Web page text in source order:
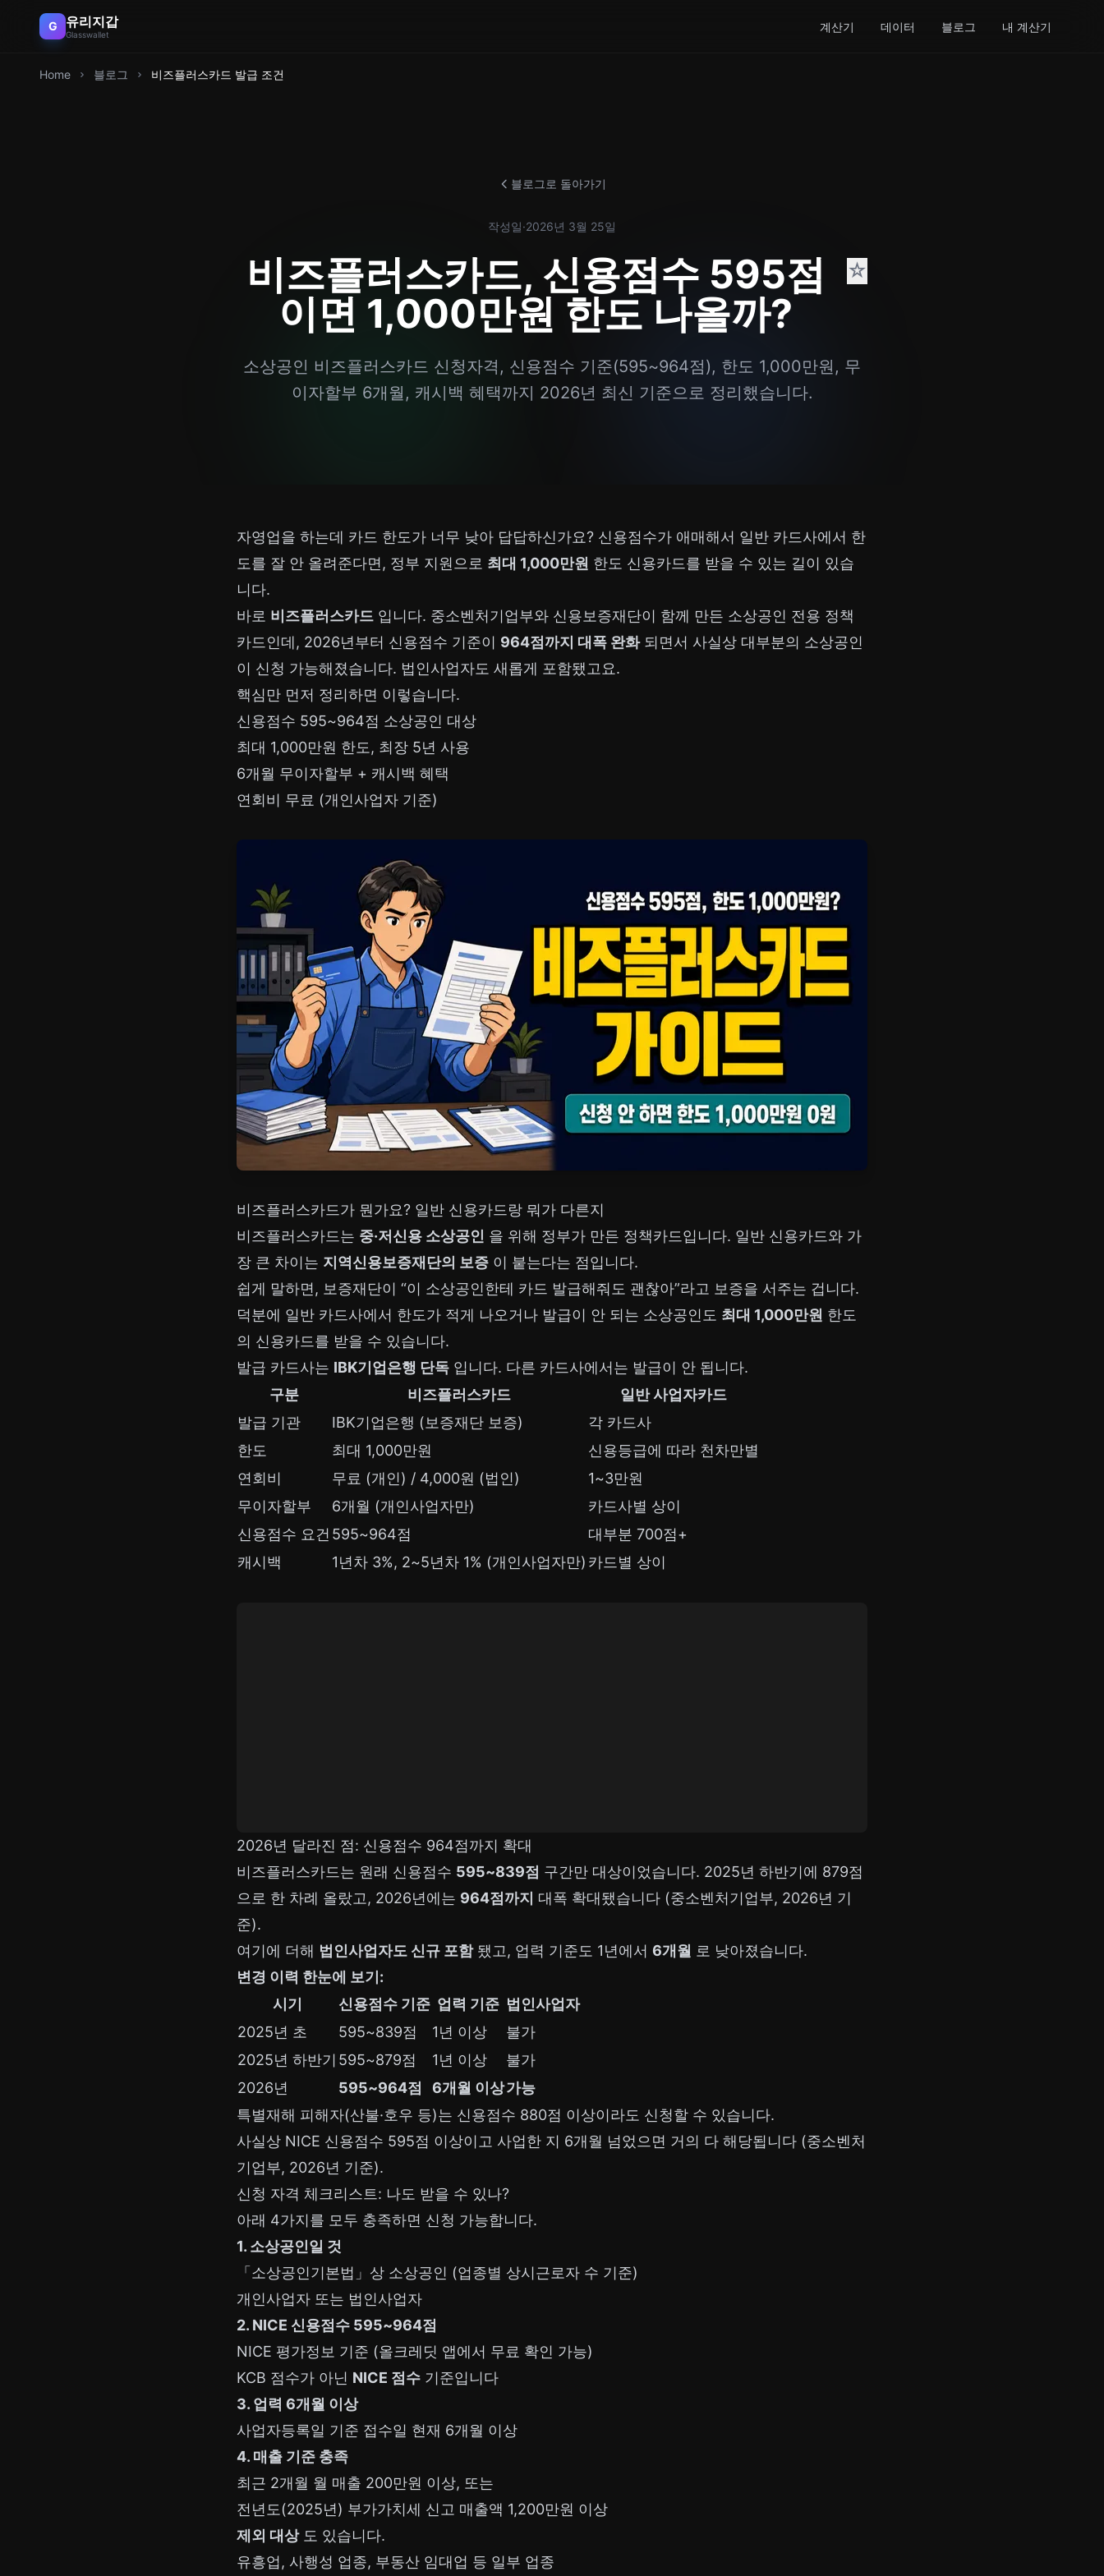
G 유리지갑
Glasswallet
계산기 데이터 블로그 내 계산기
Home 블로그 비즈플러스카드 발급 조건
블로그로 돌아가기
작성일·2026년 3월 25일
비즈플러스카드, 신용점수 595점
이면 1,000만원 한도 나올까?
☆
소상공인 비즈플러스카드 신청자격, 신용점수 기준(595~964점), 한도 1,000만원, 무
이자할부 6개월, 캐시백 혜택까지 2026년 최신 기준으로 정리했습니다.
자영업을 하는데 카드 한도가 너무 낮아 답답하신가요? 신용점수가 애매해서 일반 카드사에서 한
도를 잘 안 올려준다면, 정부 지원으로 최대 1,000만원 한도 신용카드를 받을 수 있는 길이 있습
니다.
바로 비즈플러스카드 입니다. 중소벤처기업부와 신용보증재단이 함께 만든 소상공인 전용 정책
카드인데, 2026년부터 신용점수 기준이 964점까지 대폭 완화되면서 사실상 대부분의 소상공인
이 신청 가능해졌습니다. 법인사업자도 새롭게 포함됐고요.
핵심만 먼저 정리하면 이렇습니다.
신용점수 595~964점 소상공인 대상
최대 1,000만원 한도, 최장 5년 사용
6개월 무이자할부 + 캐시백 혜택
연회비 무료 (개인사업자 기준)
비즈플러스카드가 뭔가요? 일반 신용카드랑 뭐가 다른지
비즈플러스카드는 중·저신용 소상공인 을 위해 정부가 만든 정책카드입니다. 일반 신용카드와 가
장 큰 차이는 지역신용보증재단의 보증 이 붙는다는 점입니다.
쉽게 말하면, 보증재단이 “이 소상공인한테 카드 발급해줘도 괜찮아”라고 보증을 서주는 겁니다.
덕분에 일반 카드사에서 한도가 적게 나오거나 발급이 안 되는 소상공인도 최대 1,000만원 한도
의 신용카드를 받을 수 있습니다.
발급 카드사는 IBK기업은행 단독 입니다. 다른 카드사에서는 발급이 안 됩니다.
구분
비즈플러스카드
일반 사업자카드
발급 기관
IBK기업은행 (보증재단 보증)
각 카드사
한도
최대 1,000만원
신용등급에 따라 천차만별
연회비
무료 (개인) / 4,000원 (법인)
1~3만원
무이자할부
6개월 (개인사업자만)
카드사별 상이
신용점수 요건 595~964점
대부분 700점+
캐시백
1년차 3%, 2~5년차 1% (개인사업자만) 카드별 상이
2026년 달라진 점: 신용점수 964점까지 확대
비즈플러스카드는 원래 신용점수 595~839점 구간만 대상이었습니다. 2025년 하반기에 879점
으로 한 차례 올랐고, 2026년에는 964점까지 대폭 확대됐습니다 (중소벤처기업부, 2026년 기
준).
여기에 더해 법인사업자도 신규 포함됐고, 업력 기준도 1년에서 6개월 로 낮아졌습니다.
변경 이력 한눈에 보기:
시기
신용점수 기준 업력 기준 법인사업자
2025년 초
595~839점 1년 이상
불가
2025년 하반기 595~879점 1년 이상
불가
2026년
595~964점 6개월 이상가능
특별재해 피해자(산불·호우 등)는 신용점수 880점 이상이라도 신청할 수 있습니다.
사실상 NICE 신용점수 595점 이상이고 사업한 지 6개월 넘었으면 거의 다 해당됩니다 (중소벤처
기업부, 2026년 기준).
신청 자격 체크리스트: 나도 받을 수 있나?
아래 4가지를 모두 충족하면 신청 가능합니다.
1. 소상공인일 것
「소상공인기본법」상 소상공인 (업종별 상시근로자 수 기준)
개인사업자 또는 법인사업자
2. NICE 신용점수 595~964점
NICE 평가정보 기준 (올크레딧 앱에서 무료 확인 가능)
KCB 점수가 아닌 NICE 점수 기준입니다
3. 업력 6개월 이상
사업자등록일 기준 접수일 현재 6개월 이상
4. 매출 기준 충족
최근 2개월 월 매출 200만원 이상, 또는
전년도(2025년) 부가가치세 신고 매출액 1,200만원 이상
제외 대상도 있습니다.
유흥업, 사행성 업종, 부동산 임대업 등 일부 업종